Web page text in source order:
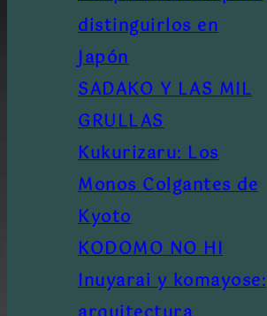
distinguirlos en
Japón
SADAKO Y LAS MIL
GRULLAS
Kukurizaru: Los
Monos Colgantes de
Kyoto
KODOMO NO HI
Inuyarai y komayose: